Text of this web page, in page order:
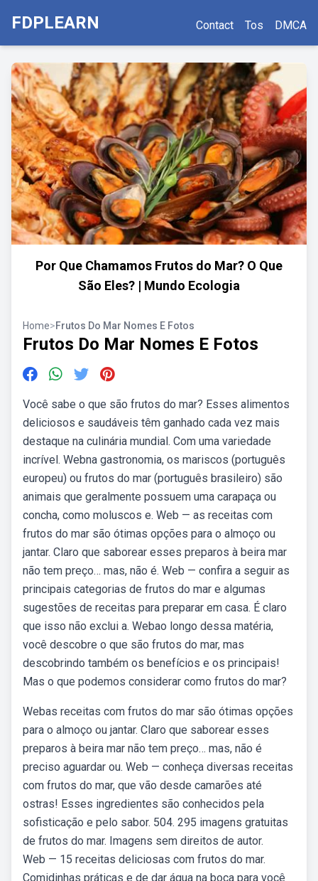
FDPLEARN Contact Tos DMCA
Por Que Chamamos Frutos do Mar? O Que
São Eles? | Mundo Ecologia
Home>Frutos Do Mar Nomes E Fotos
Frutos Do Mar Nomes E Fotos
Você sabe o que são frutos do mar? Esses alimentos
deliciosos e saudáveis têm ganhado cada vez mais
destaque na culinária mundial. Com uma variedade
incrível. Webna gastronomia, os mariscos (português
europeu) ou frutos do mar (português brasileiro) são
animais que geralmente possuem uma carapaça ou
concha, como moluscos e. Web — as receitas com
frutos do mar são ótimas opções para o almoço ou
jantar. Claro que saborear esses preparos à beira mar
não tem preço… mas, não é. Web — confira a seguir as
principais categorias de frutos do mar e algumas
sugestões de receitas para preparar em casa. É claro
que isso não exclui a. Webao longo dessa matéria,
você descobre o que são frutos do mar, mas
descobrindo também os benefícios e os principais!
Mas o que podemos considerar como frutos do mar?
Webas receitas com frutos do mar são ótimas opções
para o almoço ou jantar. Claro que saborear esses
preparos à beira mar não tem preço… mas, não é
preciso aguardar ou. Web — conheça diversas receitas
com frutos do mar, que vão desde camarões até
ostras! Esses ingredientes são conhecidos pela
sofisticação e pelo sabor. 504. 295 imagens gratuitas
de frutos do mar. Imagens sem direitos de autor.
Web — 15 receitas deliciosas com frutos do mar.
Comidinhas práticas e de dar água na boca para você